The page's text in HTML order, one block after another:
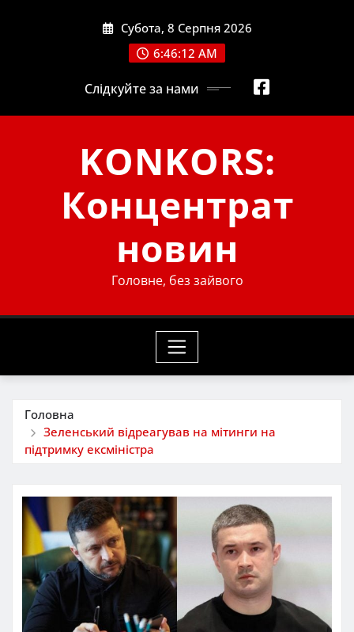
Субота, 8 Серпня 2026
6:46:13 AM
Слідкуйте за нами
KONKORS:
Концентрат
новин
Головне, без зайвого
Головна
Зеленський відреагував на мітинги на
підтримку ексміністра